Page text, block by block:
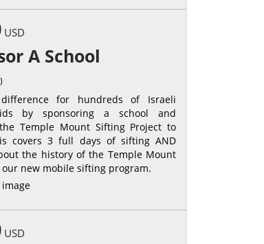
USD
A School
for hundreds of Israeli
by sponsoring a school and
Temple Mount Sifting Project to
covers 3 full days of sifting AND
the history of the Temple Mount
new mobile sifting program.
USD